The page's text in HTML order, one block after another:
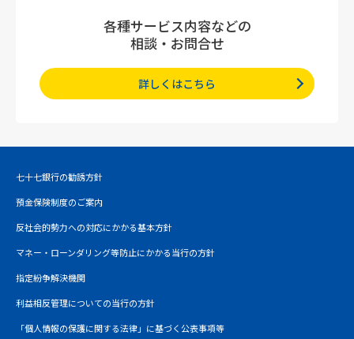
各種サービス内容などの
相談・お問合せ
詳しくはこちら
七十七銀行の勧誘方針
預金保険制度のご案内
反社会的勢力への対応にかかる基本方針
マネー・ローンダリング等防止にかかる当行の方針
指定紛争解決機関
利益相反管理についての当行の方針
「個人情報の保護に関する法律」に基づく公表事項等